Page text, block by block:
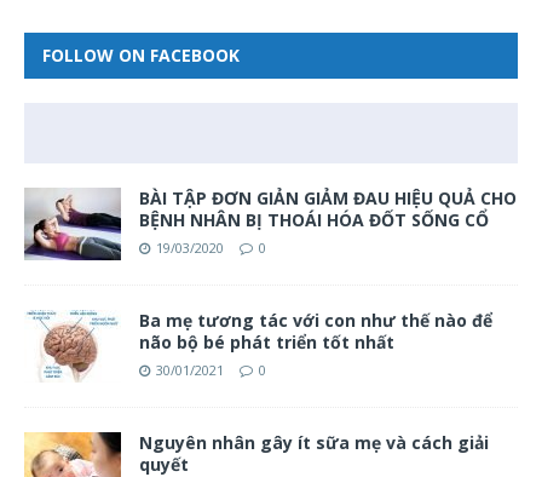
FOLLOW ON FACEBOOK
BÀI TẬP ĐƠN GIẢN GIẢM ĐAU HIỆU QUẢ CHO
BỆNH NHÂN BỊ THOÁI HÓA ĐỐT SỐNG CỔ
19/03/2020 0
Ba mẹ tương tác với con như thế nào để
não bộ bé phát triển tốt nhất
30/01/2021 0
Nguyên nhân gây ít sữa mẹ và cách giải
quyết